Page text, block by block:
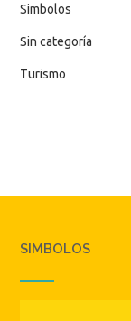
Simbolos
Sin categoría
Turismo
SIMBOLOS